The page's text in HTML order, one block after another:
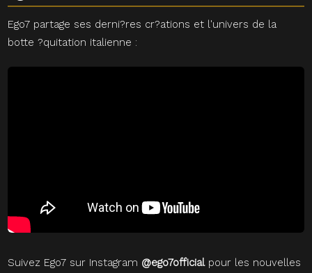
Ego7 partage ses derni?res cr?ations et l'univers de la
botte ?quitation italienne :
Suivez Ego7 sur Instagram @ego7officialpour les nouvelles